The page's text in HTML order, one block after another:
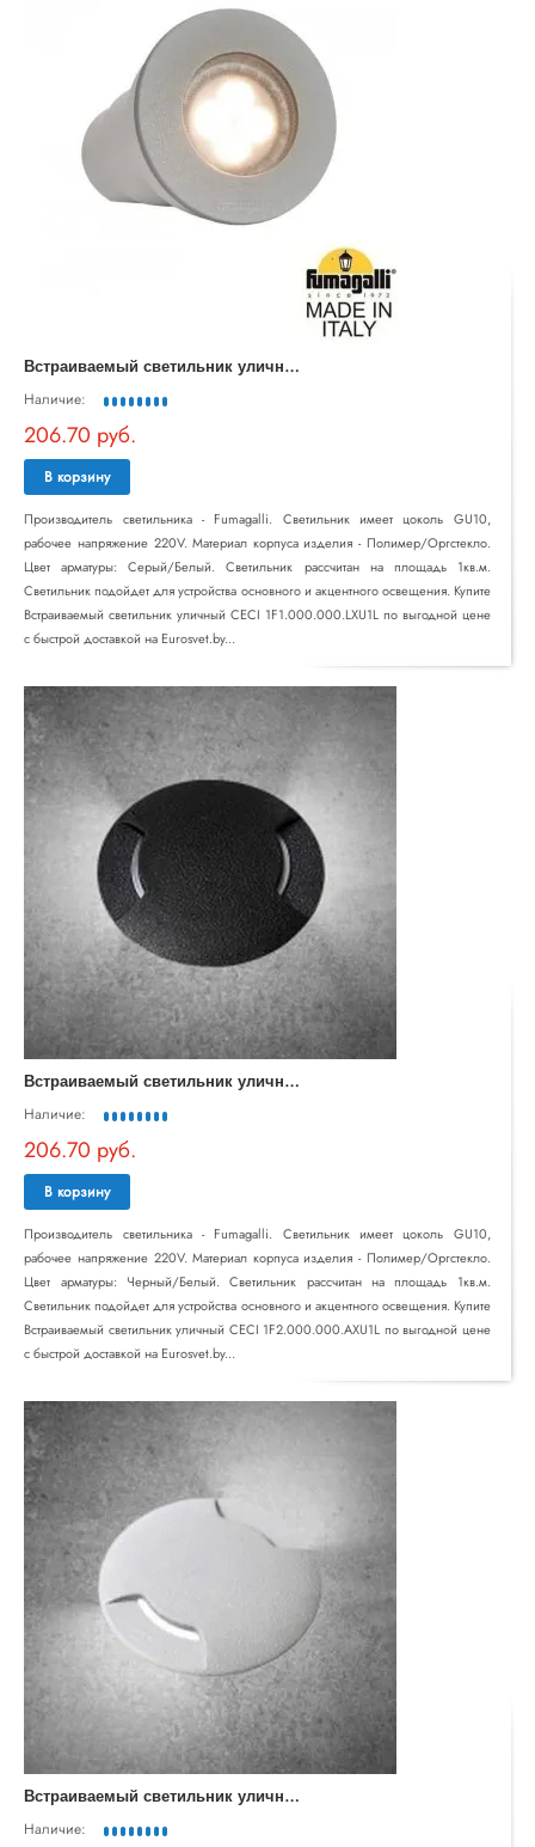
В
страиваемый светильник уличный CECI 1F1.000.000.LXU1L
Наличие:
206.70 руб.
В корзину
Производитель светильника - Fumagalli. Светильник имеет цоколь GU10,
рабочее напряжение 220V. Материал корпуса изделия - Полимер/Оргстекло.
Цвет арматуры: Серый/Белый. Светильник рассчитан на площадь 1кв.м.
Светильник подойдет для устройства основного и акцентного освещения. Купите
Встраиваемый светильник уличный CECI 1F1.000.000.LXU1L по выгодной цене
с быстрой доставкой на Eurosvet.by...
В
страиваемый светильник уличный CECI 1F2.000.000.AXU1L
Наличие:
206.70 руб.
В корзину
Производитель светильника - Fumagalli. Светильник имеет цоколь GU10,
рабочее напряжение 220V. Материал корпуса изделия - Полимер/Оргстекло.
Цвет арматуры: Черный/Белый. Светильник рассчитан на площадь 1кв.м.
Светильник подойдет для устройства основного и акцентного освещения. Купите
Встраиваемый светильник уличный CECI 1F2.000.000.AXU1L по выгодной цене
с быстрой доставкой на Eurosvet.by...
В
страиваемый светильник уличный CECI 1F2.000.000.LXU1L
Наличие: